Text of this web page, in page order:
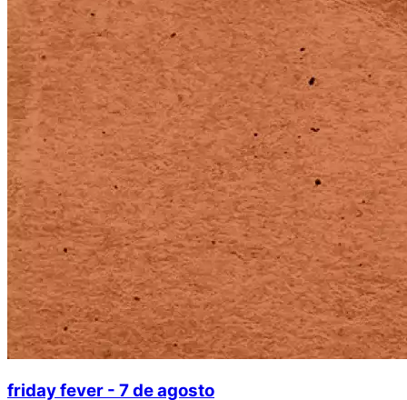
friday fever - 7 de agosto